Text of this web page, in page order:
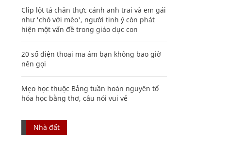
Clip lột tả chân thực cảnh anh trai và em gái
như 'chó với mèo', người tinh ý còn phát
hiện một vấn đề trong giáo dục con
20 số điện thoại ma ám bạn không bao giờ
nên gọi
Mẹo học thuộc Bảng tuần hoàn nguyên tố
hóa học bằng thơ, câu nói vui vẻ
Nhà đất